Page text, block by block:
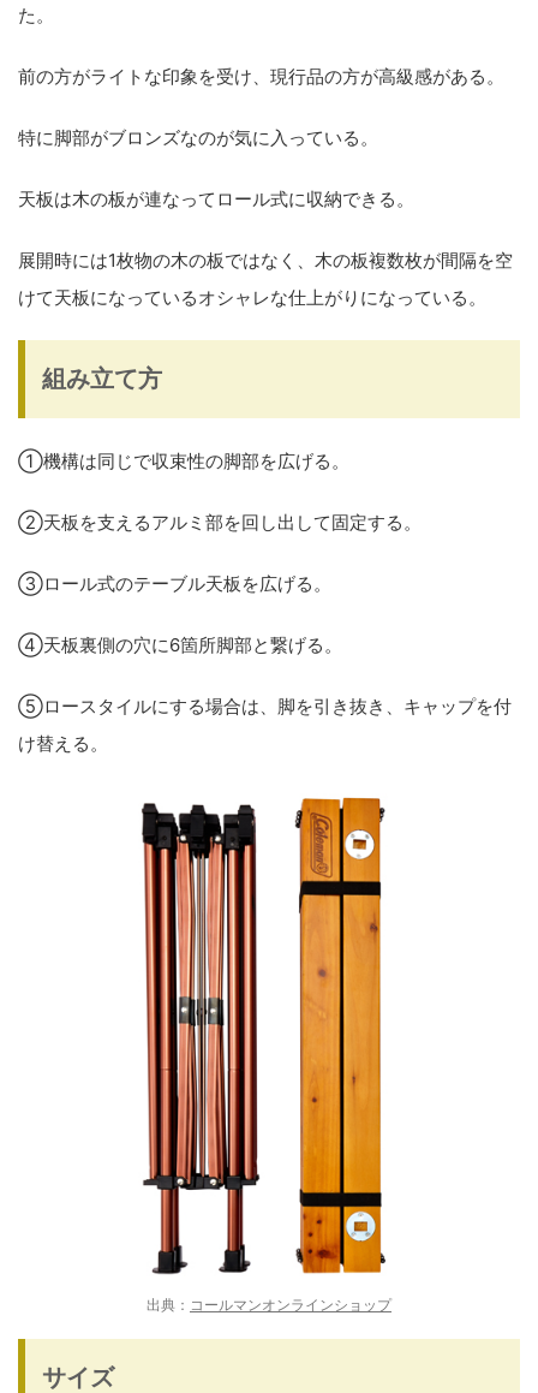
た。
前の方がライトな印象を受け、 現行品の方が高級感がある。
特に脚部がブロンズなのが気に入っている。
天板は木の板が連なってロール式に収納できる。
展開時には1枚物の木の板ではなく、 木の板複数枚が間隔を空
けて天板になっているオシャレな仕上がりになっている。
組み立て方
①機構は同じで収束性の脚部を広げる。
②天板を支えるアルミ部を回し出して固定する。
③ロール式のテーブル天板を広げる。
④天板裏側の穴に6箇所脚部と繋げる。
⑤ロースタイルにする場合は、脚を引き抜き、キャップを付
け替える。
出典： コールマンオンラインショップ
サイズ